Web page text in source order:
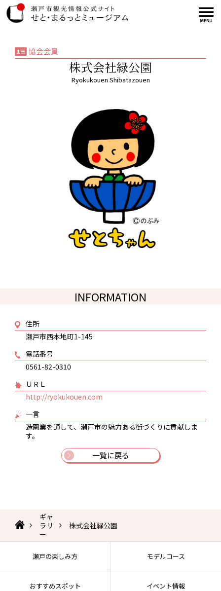
協会会員
株式会社緑公園
Ryokukouen Shibatazouen
INFORMATION
住所
瀬戸市西本地町1-145
電話番号
0561-82-0310
ＵＲＬ
http://ryokukouen.com
一言
造園業を通して、瀬戸市の魅力ある街づくりに貢献しま
す。
一覧に戻る
ギャ
ラリ
ー
株式会社緑公園
瀬戸の楽しみ方 モデルコース
おすすめスポット イベント情報